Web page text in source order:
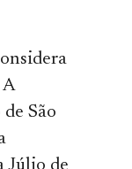
São